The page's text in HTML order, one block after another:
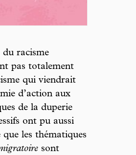
du racisme
pas totalement
qui viendrait
d’action aux
de la duperie
ont pu aussi
les thématiques
sont